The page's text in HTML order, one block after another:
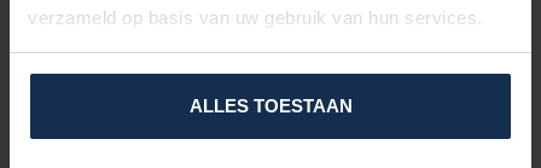
verzameld op basis van uw gebruik van hun services.
ALLES TOESTAAN
Of heeft u hulp nodig bij het bestelproces?
Neem dan contact op met één van onze
specialisten viasupport@comfort-producten.be
of 038 08 18 78